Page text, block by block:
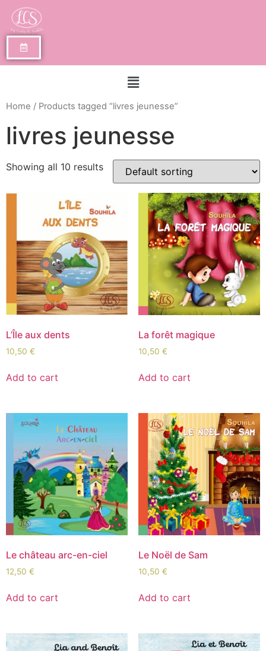
Home / Products tagged “livres jeunesse”
livres jeunesse
Showing all 10 results
L’Île aux dents
10,50 €
Add to cart
La forêt magique
10,50 €
Add to cart
Le château arc-en-ciel
12,50 €
Add to cart
Le Noël de Sam
10,50 €
Add to cart